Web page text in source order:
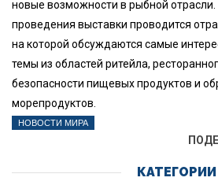
новые возможности в рыбной
проведения выставки проводится
на которой обсуждаются самые
темы из областей ритейла,
безопасности пищевых продуктов и
морепродуктов.
НОВОСТИ МИРА
КАТЕГОРИИ